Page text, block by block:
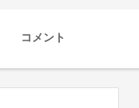
コメント